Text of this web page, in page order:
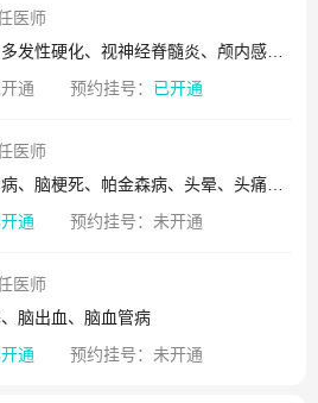
临床、科研等多方面具有扎实的基
介入诊疗‎‎：
中诊治绿色通道建立，采用静脉溶
管成形术和/或支架植入等多项血管
管狭窄、闭塞等通过全脑血管造影
并进一步治疗。（3）已设立卒中单
脑卒中患者的诊治、预防、康复进
院神经内科与神经外科合作开展脑
为帕金森病、特发性震颤、肌张力
疗。设立肉毒毒素治疗中心，开展
综合征、痉挛性斜颈、书写痉
医师
通 预约挂号： 已开通
医师
通 预约挂号： 未开通
医师
脑出血、脑血管病
通 预约挂号： 未开通